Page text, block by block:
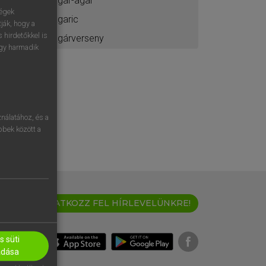
agaric
agárverseny
IRATKOZZ FEL HÍRLEVELÜNKRE!
hogy a
hirdetőkkel is
harmadik
és a
között a
süti